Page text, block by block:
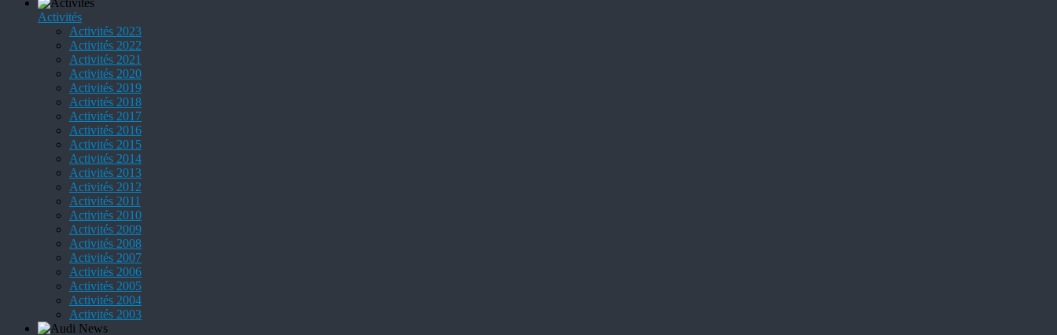
Activités
Activités 2023
Activités 2022
Activités 2021
Activités 2020
Activités 2019
Activités 2018
Activités 2017
Activités 2016
Activités 2015
Activités 2014
Activités 2013
Activités 2012
Activités 2011
Activités 2010
Activités 2009
Activités 2008
Activités 2007
Activités 2006
Activités 2005
Activités 2004
Activités 2003